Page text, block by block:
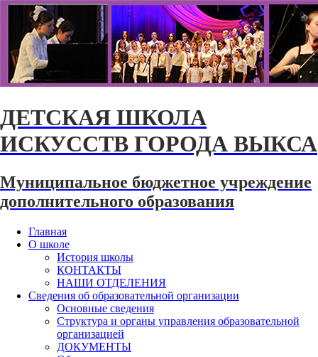
ДЕТСКАЯ ШКОЛА
ИСКУССТВ ГОРОДА ВЫКСА
Муниципальное бюджетное учреждение
дополнительного образования
Главная
О школе
История школы
КОНТАКТЫ
НАШИ ОТДЕЛЕНИЯ
Сведения об образовательной организации
Основные сведения
Структура и органы управления образовательной
организацией
ДОКУМЕНТЫ